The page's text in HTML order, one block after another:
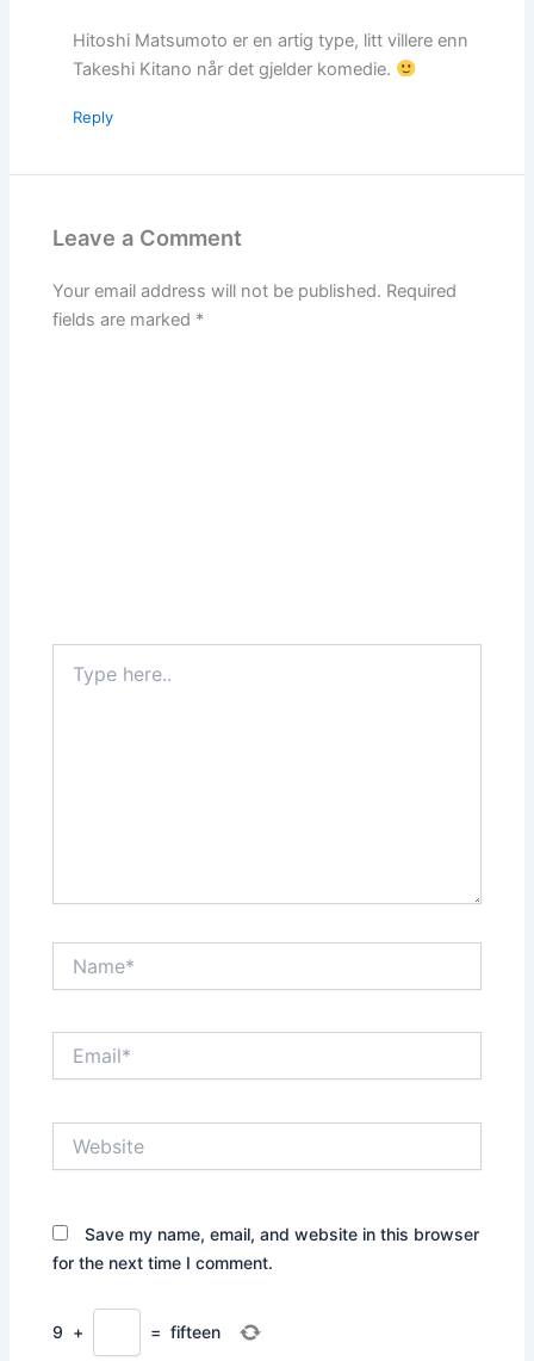
Hitoshi Matsumoto er en artig type, litt villere enn
Takeshi Kitano når det gjelder komedie.
Reply
Leave a Comment
Your email address will not be published. Required
fields are marked *
here..
Save my name, email, and website in this browser
for the next time I comment.
9 + = fifteen